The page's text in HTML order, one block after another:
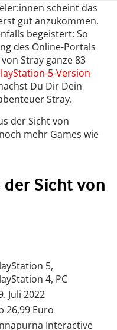
scheint das
gut anzukommen.
begeistert: So
des Online-Portals
von Stray ganze 83
5-Version
Du Dir Dein
Stray.
der Sicht von
mehr Games wie
der Sicht von
5,
4, PC
Juli 2022
26,99 Euro
Interactive